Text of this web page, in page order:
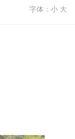
字体： 小 大